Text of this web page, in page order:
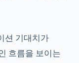
션 기대치가
흐름을 보이는